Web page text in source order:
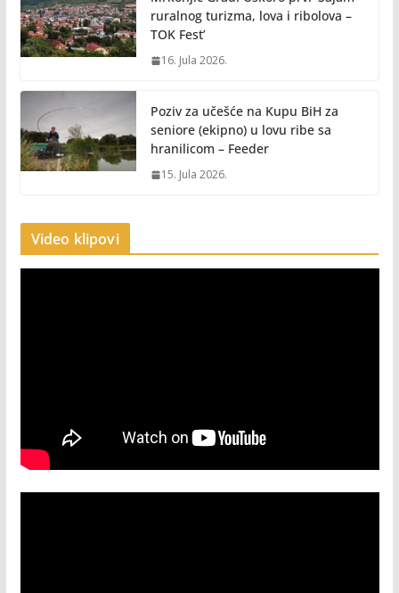
ruralnog turizma, lova i ribolova –
TOK Fest’
16. Jula 2026.
Poziv za učešće na Kupu BiH za
seniore (ekipno) u lovu ribe sa
hranilicom – Feeder
15. Jula 2026.
Video klipovi